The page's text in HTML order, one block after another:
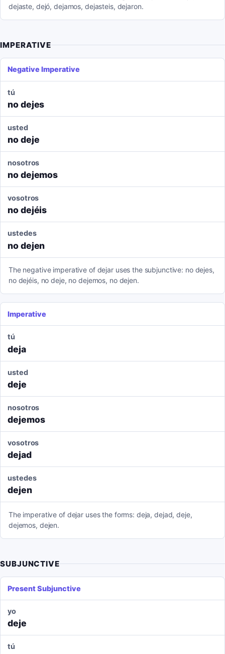
dejaste, dejó, dejamos, dejasteis, dejaron.
IMPERATIVE
Negative Imperative
tú
no dejes
usted
no deje
nosotros
no dejemos
vosotros
no dejéis
ustedes
no dejen
The negative imperative of dejar uses the subjunctive: no dejes,
no dejéis, no deje, no dejemos, no dejen.
Imperative
tú
deja
usted
deje
nosotros
dejemos
vosotros
dejad
ustedes
dejen
The imperative of dejar uses the forms: deja, dejad, deje,
dejemos, dejen.
SUBJUNCTIVE
Present Subjunctive
yo
deje
tú